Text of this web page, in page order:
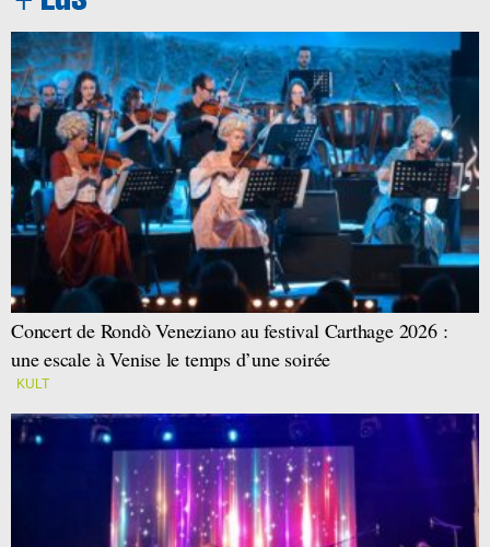
Concert de Rondò Veneziano au festival Carthage 2026 :
une escale à Venise le temps d’une soirée
KULT